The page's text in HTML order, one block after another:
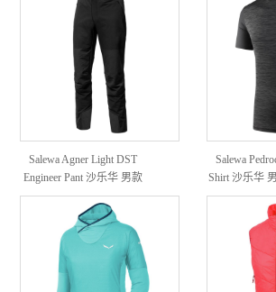
Salewa Agner Light DST
Engineer Pant 沙乐华 男款
户外软壳裤
Salewa
Shirt 沙乐华
T